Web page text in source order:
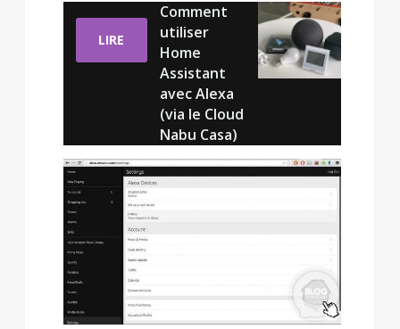
LIRE
Comment
utiliser
Home
Assistant
avec Alexa
(via le Cloud
Nabu Casa)